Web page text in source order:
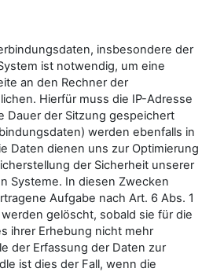
insbesondere der
ist notwendig, um eine
an den Rechner der
Hierfür muss die IP-Adresse
Dauer der Sitzung gespeichert
werden ebenfalls in
Daten dienen uns zur Optimierung
der Sicherheit unserer
Systeme. In diesen Zwecken
Aufgabe nach Art. 6 Abs. 1
werden gelöscht, sobald sie für die
ihrer Erhebung nicht mehr
der Erfassung der Daten zur
ist dies der Fall, wenn die